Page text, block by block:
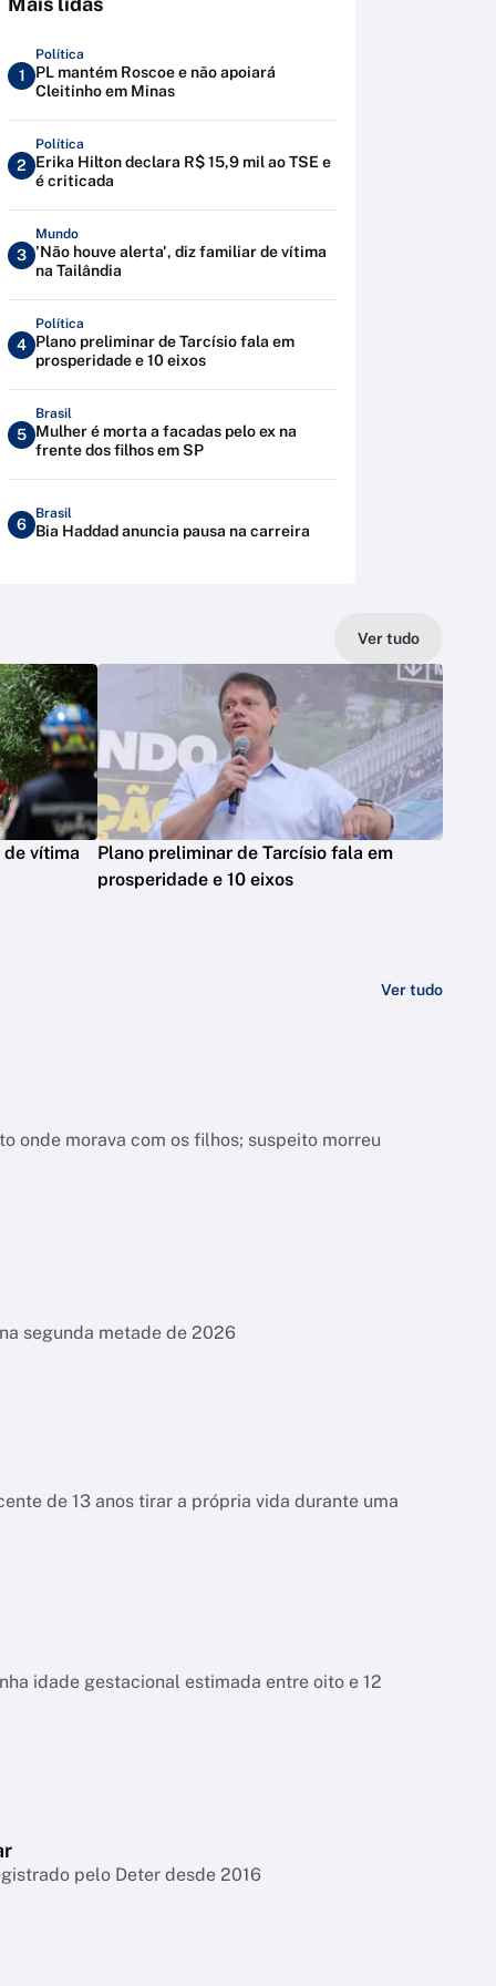
1
Política
PL mantém Roscoe e não apoiará
Cleitinho em Minas
2
Política
Erika Hilton declara R$ 15,9 mil ao TSE e
é criticada
3
Mundo
'Não houve alerta', diz familiar de vítima
na Tailândia
4
Política
Plano preliminar de Tarcísio fala em
prosperidade e 10 eixos
5
Brasil
Mulher é morta a facadas pelo ex na
frente dos filhos em SP
6
Brasil
Bia Haddad anuncia pausa na carreira
Ver tudo
vítima
Plano preliminar de Tarcísio fala em
prosperidade e 10 eixos
Ver tudo
onde morava com os filhos; suspeito morreu
segunda metade de 2026
de 13 anos tirar a própria vida durante uma
idade gestacional estimada entre oito e 12
pelo Deter desde 2016